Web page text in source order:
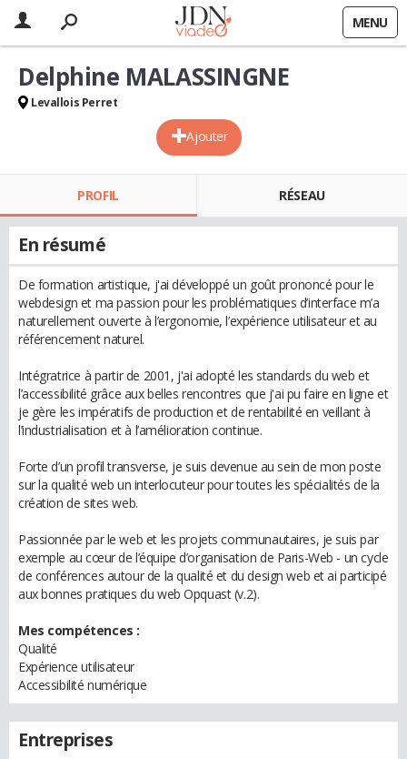
MENU
Ajouter
Delphine MALASSINGNE
Levallois Perret
PROFIL RÉSEAU
En résumé
De formation artistique, j'ai développé un goût prononcé pour le
webdesign et ma passion pour les problématiques d’interface m’a
naturellement ouverte à l’ergonomie, l’expérience utilisateur et au
référencement naturel.
Intégratrice à partir de 2001, j'ai adopté les standards du web et
l’accessibilité grâce aux belles rencontres que j'ai pu faire en ligne et
je gère les impératifs de production et de rentabilité en veillant à
l’industrialisation et à l’amélioration continue.
Forte d’un profil transverse, je suis devenue au sein de mon poste
sur la qualité web un interlocuteur pour toutes les spécialités de la
création de sites web.
Passionnée par le web et les projets communautaires, je suis par
exemple au cœur de l’équipe d’organisation de Paris-Web - un cycle
de conférences autour de la qualité et du design web et ai participé
aux bonnes pratiques du web Opquast (v.2).
Mes compétences :
Qualité
Expérience utilisateur
Accessibilité numérique
Entreprises